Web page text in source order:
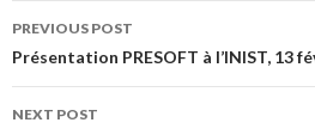
Post
navigation
PREVIOUS POST
Présentation PRESOFT à l’INIST, 13
NEXT POST